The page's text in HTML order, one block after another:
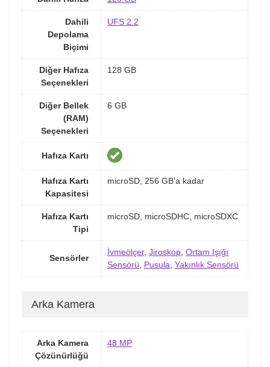
Dahili
Depolama
Biçimi
UFS 2.2
Diğer Hafıza
Seçenekleri
128 GB
Diğer Bellek
(RAM)
Seçenekleri
6 GB
Hafıza Kartı
Hafıza Kartı
Kapasitesi
microSD, 256 GB'a kadar
Hafıza Kartı
Tipi
microSD, microSDHC, microSDXC
Sensörler
İvmeölçer, Jiroskop, Ortam Işığı
Sensörü, Pusula, Yakınlık Sensörü
Arka Kamera
Arka Kamera
Çözünürlüğü
48 MP